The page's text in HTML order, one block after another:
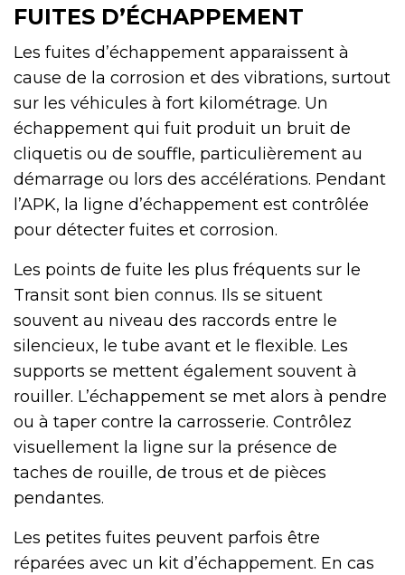
FUITES D’ÉCHAPPEMENT
Les fuites d’échappement apparaissent à
cause de la corrosion et des vibrations, surtout
sur les véhicules à fort kilométrage. Un
échappement qui fuit produit un bruit de
cliquetis ou de souffle, particulièrement au
démarrage ou lors des accélérations. Pendant
l’APK, la ligne d’échappement est contrôlée
pour détecter fuites et corrosion.
Les points de fuite les plus fréquents sur le
Transit sont bien connus. Ils se situent
souvent au niveau des raccords entre le
silencieux, le tube avant et le flexible. Les
supports se mettent également souvent à
rouiller. L’échappement se met alors à pendre
ou à taper contre la carrosserie. Contrôlez
visuellement la ligne sur la présence de
taches de rouille, de trous et de pièces
pendantes.
Les petites fuites peuvent parfois être
réparées avec un kit d’échappement. En cas